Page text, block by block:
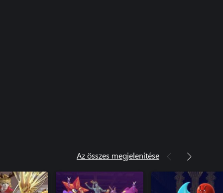
Az összes megjelenítése